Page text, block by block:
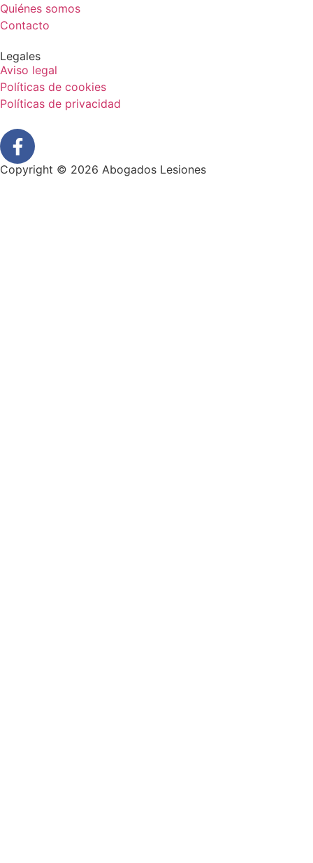
Quiénes somos
Contacto
Legales
Aviso legal
Políticas de cookies
Políticas de privacidad
Copyright © 2026 Abogados Lesiones